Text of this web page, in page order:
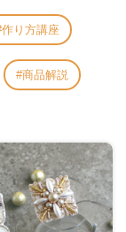
作り方講座
商品解説